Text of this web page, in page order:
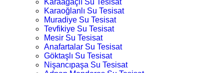
Karaağaçlı Su Tesisat
Karaoğlanlı Su Tesisat
Muradiye Su Tesisat
Tevfikiye Su Tesisat
Mesir Su Tesisat
Anafartalar Su Tesisat
Göktaşlı Su Tesisat
Nişancıpaşa Su Tesisat